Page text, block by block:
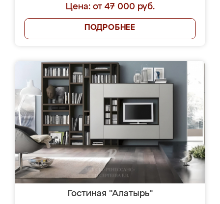
Цена: от 47 000 руб.
ПОДРОБНЕЕ
Гостиная "Алатырь"